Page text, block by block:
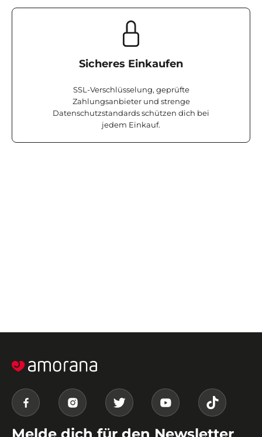
Sicheres Einkaufen
SSL-Verschlüsselung, geprüfte
Zahlungsanbieter und strenge
Datenschutzstandards schützen dich bei
jedem Einkauf.